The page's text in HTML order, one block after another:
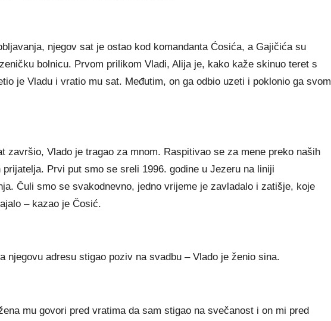
njegov sat je ostao kod komandanta Ćosića, a Gajičića su
bolnicu. Prvom prilikom Vladi, Alija je, kako kaže skinuo teret s
je Vladu i vratio mu sat. Međutim, on ga odbio uzeti i poklonio ga svom
završio, Vlado je tragao za mnom. Raspitivao se za mene preko naših
prijatelja. Prvi put smo se sreli 1996. godine u Jezeru na liniji
Čuli smo se svakodnevno, jedno vrijeme je zavladalo i zatišje, koje
– kazao je Čosić.
njegovu adresu stigao poziv na svadbu – Vlado je ženio sina.
mu govori pred vratima da sam stigao na svečanost i on mi pred